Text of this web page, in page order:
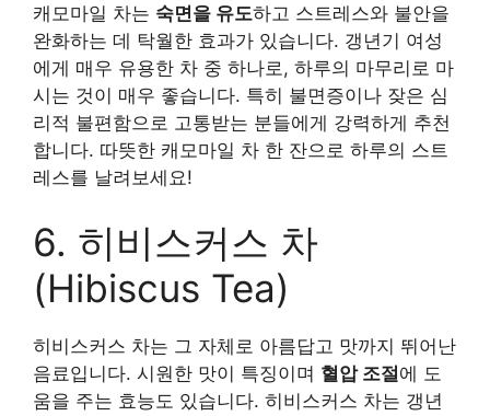
캐모마일 차는 숙면을 유도하고 스트레스와 불안을
완화하는 데 탁월한 효과가 있습니다. 갱년기 여성
에게 매우 유용한 차 중 하나로, 하루의 마무리로 마
시는 것이 매우 좋습니다. 특히 불면증이나 잦은 심
리적 불편함으로 고통받는 분들에게 강력하게 추천
합니다. 따뜻한 캐모마일 차 한 잔으로 하루의 스트
레스를 날려보세요!
6. 히비스커스 차
(Hibiscus Tea)
히비스커스 차는 그 자체로 아름답고 맛까지 뛰어난
음료입니다. 시원한 맛이 특징이며 혈압 조절에 도
움을 주는 효능도 있습니다. 히비스커스 차는 갱년